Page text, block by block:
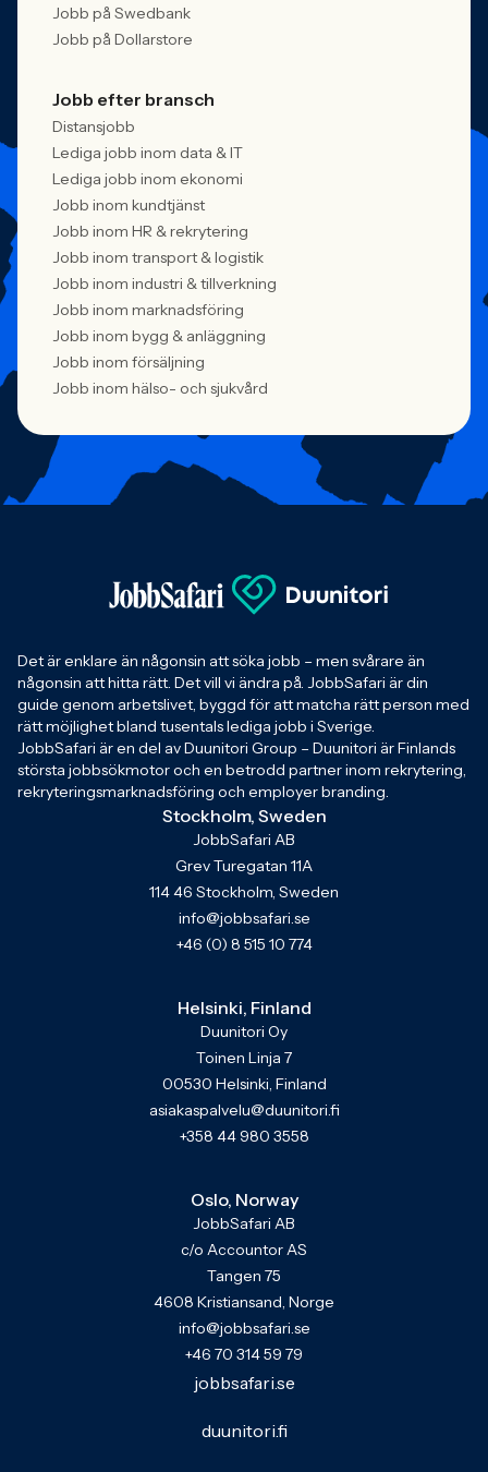
Jobb på Swedbank
Jobb på Dollarstore
Jobb efter bransch
Distansjobb
Lediga jobb inom data & IT
Lediga jobb inom ekonomi
Jobb inom kundtjänst
Jobb inom HR & rekrytering
Jobb inom transport & logistik
Jobb inom industri & tillverkning
Jobb inom marknadsföring
Jobb inom bygg & anläggning
Jobb inom försäljning
Jobb inom hälso- och sjukvård
Det är enklare än någonsin att söka jobb – men svårare än
någonsin att hitta rätt. Det vill vi ändra på. JobbSafari är din
guide genom arbetslivet, byggd för att matcha rätt person med
rätt möjlighet bland tusentals lediga jobb i Sverige.
JobbSafari är en del av Duunitori Group – Duunitori är Finlands
största jobbsökmotor och en betrodd partner inom rekrytering,
rekryteringsmarknadsföring och employer branding.
Stockholm, Sweden
JobbSafari AB
Grev Turegatan 11A
114 46 Stockholm, Sweden
info@jobbsafari.se
+46 (0) 8 515 10 774
Helsinki, Finland
Duunitori Oy
Toinen Linja 7
00530 Helsinki, Finland
asiakaspalvelu@duunitori.fi
+358 44 980 3558
Oslo, Norway
JobbSafari AB
c/o Accountor AS
Tangen 75
4608 Kristiansand, Norge
info@jobbsafari.se
+46 70 314 59 79
jobbsafari.se
duunitori.fi